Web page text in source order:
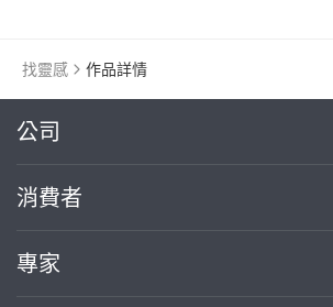
找靈感 作品詳情
公司
關於我們
部落格
消費者
買服務
專家
繼續完成